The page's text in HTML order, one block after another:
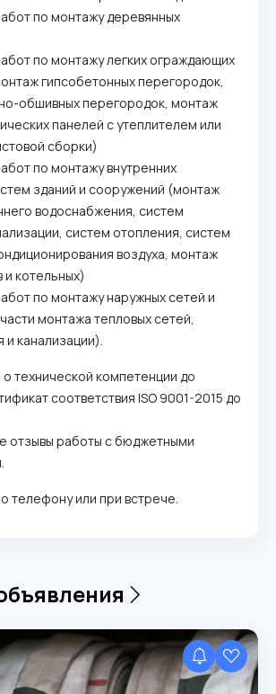
по монтажу деревянных
по монтажу легких ограждающих
гипсобетонных перегородок,
обшивных перегородок, монтаж
панелей с утеплителем или
сборки)
по монтажу внутренних
зданий и сооружений (монтаж
водоснабжения, систем
систем отопления, систем
воздуха, монтаж
и котельных)
по монтажу наружных сетей и
монтажа тепловых сетей,
канализации).
технической компетенции до
соответствия ISO 9001-2015 до
отзывы работы с бюджетными
телефону или при встрече.